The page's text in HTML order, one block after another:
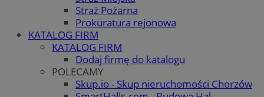
Straż Pożarna
Prokuratura rejonowa
KATALOG FIRM
KATALOG FIRM
Dodaj firmę do katalogu
POLECAMY
Skup.io - Skup nieruchomości Chorzów